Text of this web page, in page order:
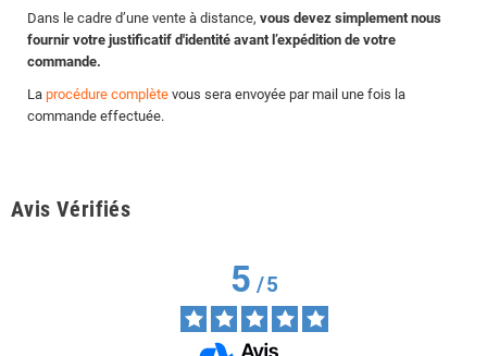
Dans le cadre d’une vente à distance, vous devez simplement nous
fournir votre justificatif d'identité avant l’expédition de votre
commande.
La procédure complète vous sera envoyée par mail une fois la
commande effectuée.
Avis Vérifiés
5/5